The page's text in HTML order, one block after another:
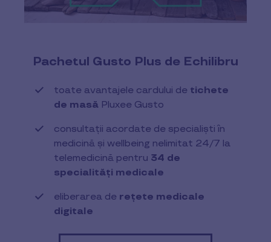
Pachetul Gusto Plus de Echilibru
toate avantajele cardului de tichete
de masă Pluxee Gusto​
consultații acordate de specialiști în
medicină și wellbeing nelimitat 24/7 la
telemedicină pentru 34 de
specialități medicale
eliberarea de rețete medicale
digitale